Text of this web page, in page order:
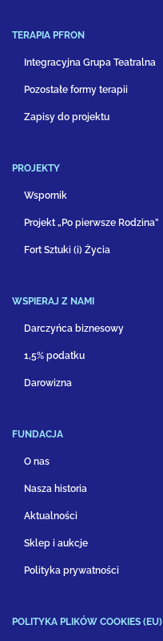
TERAPIA PFRON
Integracyjna Grupa Teatralna
Pozostałe formy terapii
Zapisy do projektu
PROJEKTY
Wspornik
Projekt „Po pierwsze Rodzina”
Fort Sztuki (i) Życia
WSPIERAJ Z NAMI
Darczyńca biznesowy
1,5% podatku
Darowizna
FUNDACJA
O nas
Nasza historia
Aktualności
Sklep i aukcje
Polityka prywatności
POLITYKA PLIKÓW COOKIES (EU)